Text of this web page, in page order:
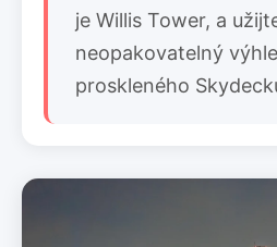
je Willis Tower, a
neopakovatelný
proskleného